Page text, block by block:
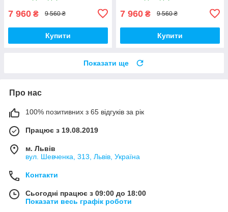
7 960 ₴ 9 560 ₴
Купити
7 960 ₴ 9 560 ₴
Купити
Показати ще
Про нас
100% позитивних з 65 відгуків за рік
Працює з 19.08.2019
м. Львів
вул. Шевченка, 313, Львів, Україна
Контакти
Сьогодні працює з 09:00 до 18:00
Показати весь графік роботи